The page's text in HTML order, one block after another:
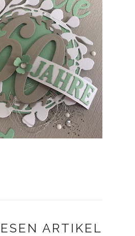
ARTIKEL